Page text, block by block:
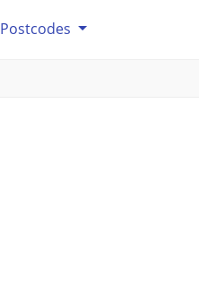
Postcodes